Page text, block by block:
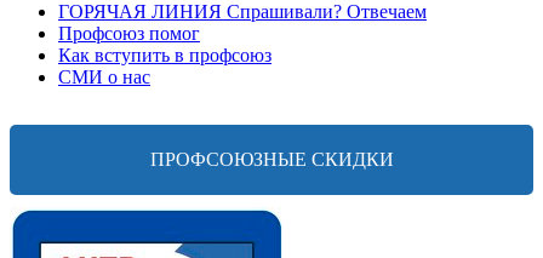
ГОРЯЧАЯ ЛИНИЯ Спрашивали? Отвечаем
Профсоюз помог
Как вступить в профсоюз
СМИ о нас
ПРОФСОЮЗНЫЕ СКИДКИ